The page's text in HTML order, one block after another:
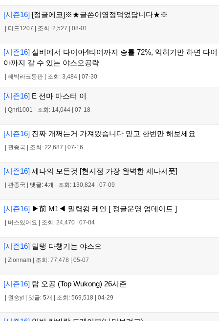
[시즌16] [정글에코]※★글쓴이영정먹었답니다★※
| 디드1207 | 조회: 2,527 | 08-01
[시즌16] 실버에서 다이아4티어까지 승률 72%, 익히기만 하면 다이
아까지 갈 수 있는 야스오공략
| 빼박라코등판 | 조회: 3,484 | 07-30
[시즌16] E 선마 마스터 이
| Qnrl1001 | 조회: 14,044 | 07-18
[시즌16] 진짜 개쩌는거 가져왔습니다 믿고 한번만 해보세요
| 관종국 | 조회: 22,687 | 07-16
[시즌16] 세나의 모든것 [현시점 가장 완벽한 세나서폿]
| 관종국 | 댓글: 4개 | 조회: 130,824 | 07-09
[시즌16] ▶前 M1◀ 밀렵왕 케인 [ 정글운영 업데이트 ]
| 버스있어요 | 조회: 24,470 | 07-04
[시즌16] 딜탱 다챙기는 야스오
| Zionnam | 조회: 77,478 | 05-07
[시즌16] 탑 오공 (Top Wukong) 26시즌
| 원숭yi | 댓글: 5개 | 조회: 569,518 | 04-29